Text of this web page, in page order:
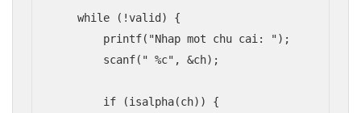
    while (!valid) {
        printf("Nhap mot chu cai: ");
        scanf(" %c", &ch);
        if (isalpha(ch)) {